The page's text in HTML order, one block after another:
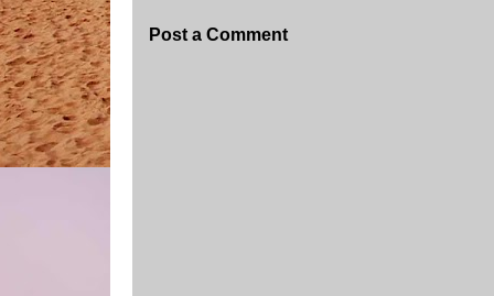
Post a Comment